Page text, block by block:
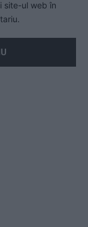
site-ul web în